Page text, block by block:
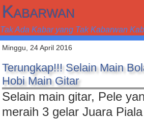
Kabarwan
Tak Ada Kabar yang Tak Kabarwan
Minggu, 24 April 2016
Terungkap!!! Selain Main
Hobi Main Gitar
Selain main gitar, Pele
meraih 3 gelar Juara